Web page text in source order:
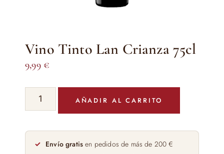
Vino Tinto Lan Crianza 75cl
9,99 €
Vino
Tinto
Crianza
75cl
AÑADIR AL CARRITO
Envío gratis en pedidos de más de 200 €